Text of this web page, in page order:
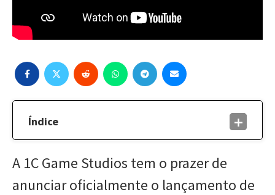
Índice
A 1C Game Studios tem o prazer de
anunciar oficialmente o lançamento de